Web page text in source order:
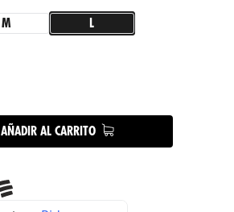
M L
AÑADIR AL CARRITO